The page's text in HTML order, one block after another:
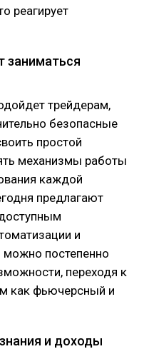
реагирует
заниматься
трейдерам,
безопасные
простой
механизмы работы
каждой
предлагают
и
постепенно
переходя к
как фьючерсный и
и доходы